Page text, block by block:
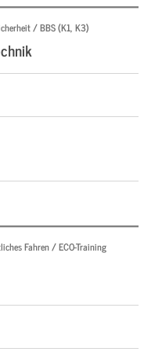
/ BBS (K1, K3)
Fahren / ECO-Training